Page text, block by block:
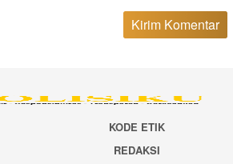
KODE ETIK
REDAKSI